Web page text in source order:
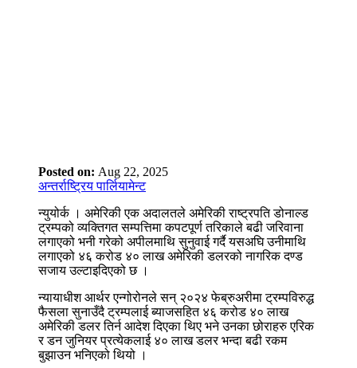
Posted on: Aug 22, 2025
अन्तर्राष्ट्रिय पार्लियामेन्ट
न्युयोर्क । अमेरिकी एक अदालतले अमेरिकी राष्ट्रपति डोनाल्ड
ट्रम्पको व्यक्तिगत सम्पत्तिमा कपटपूर्ण तरिकाले बढी जरिवाना
लगाएको भनी गरेको अपीलमाथि सुनुवाई गर्दै यसअघि उनीमाथि
लगाएको ४६ करोड ४० लाख अमेरिकी डलरको नागरिक दण्ड
सजाय उल्टाइदिएको छ ।
न्यायाधीश आर्थर एन्गोरोनले सन् २०२४ फेब्रुअरीमा ट्रम्पविरुद्ध
फैसला सुनाउँदै ट्रम्पलाई ब्याजसहित ४६ करोड ४० लाख
अमेरिकी डलर तिर्न आदेश दिएका थिए भने उनका छोराहरु एरिक
र डन जुनियर प्रत्येकलाई ४० लाख डलर भन्दा बढी रकम
बुझाउन भनिएको थियो ।